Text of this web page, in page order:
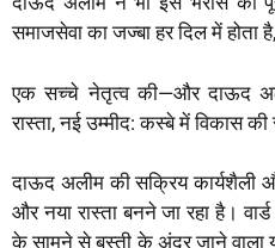
p
k
m
समाजसेवा का जज्बा हर दिल में होता
एक सच्चे नेतृत्व की—और दाऊद
रास्ता, नई उम्मीद: कस्बे में विकास
दाऊद अलीम की सक्रिय
और नया रास्ता बनने जा रहा है।
के सामने से बस्ती के अंदर जाने वाला